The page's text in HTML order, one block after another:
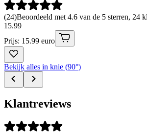
(24)Beoordeeld met 4.6 van de 5 sterren, 24
15.99
Prijs: 15.99 euro
Bekijk alles in knie (90°)
Klantreviews